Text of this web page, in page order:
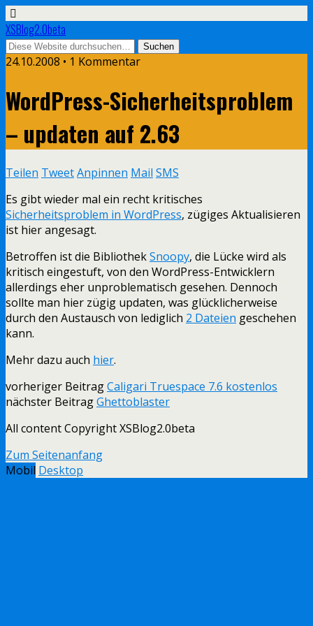
XSBlog2.0beta
24.10.2008 • 1 Kommentar
WordPress-Sicherheitsproblem
– updaten auf 2.63
Teilen TweetAnpinnen Mail SMS
Es gibt wieder mal ein recht kritisches
Sicherheitsproblem in WordPress, zügiges Aktualisieren
ist hier angesagt.
Betroffen ist die BibliothekSnoopy, die Lücke wird als
kritisch eingestuft, von den WordPress-Entwicklern
allerdings eher unproblematisch gesehen. Dennoch
sollte man hier zügig updaten, was glücklicherweise
durch den Austausch von lediglich 2 Dateien geschehen
kann.
Mehr dazu auch hier.
vorheriger BeitragCaligari Truespace 7.6 kostenlos
nächster BeitragGhettoblaster
All content Copyright XSBlog2.0beta
Zum Seitenanfang
Mobil Desktop